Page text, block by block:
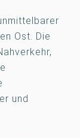
Ost. Die
und